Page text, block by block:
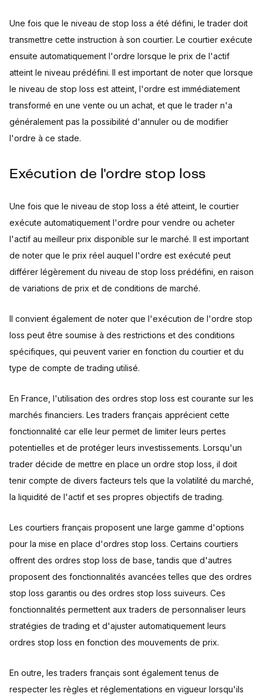
Une fois que le niveau de stop loss a été défini, le trader doit
transmettre cette instruction à son courtier. Le courtier exécute
ensuite automatiquement l'ordre lorsque le prix de l'actif
atteint le niveau prédéfini. Il est important de noter que lorsque
le niveau de stop loss est atteint, l'ordre est immédiatement
transformé en une vente ou un achat, et que le trader n'a
généralement pas la possibilité d'annuler ou de modifier
l'ordre à ce stade.
Exécution de l'ordre stop loss
Une fois que le niveau de stop loss a été atteint, le courtier
exécute automatiquement l'ordre pour vendre ou acheter
l'actif au meilleur prix disponible sur le marché. Il est important
de noter que le prix réel auquel l'ordre est exécuté peut
différer légèrement du niveau de stop loss prédéfini, en raison
de variations de prix et de conditions de marché.
Il convient également de noter que l'exécution de l'ordre stop
loss peut être soumise à des restrictions et des conditions
spécifiques, qui peuvent varier en fonction du courtier et du
type de compte de trading utilisé.
En France, l'utilisation des ordres stop loss est courante sur les
marchés financiers. Les traders français apprécient cette
fonctionnalité car elle leur permet de limiter leurs pertes
potentielles et de protéger leurs investissements. Lorsqu'un
trader décide de mettre en place un ordre stop loss, il doit
tenir compte de divers facteurs tels que la volatilité du marché,
la liquidité de l'actif et ses propres objectifs de trading.
Les courtiers français proposent une large gamme d'options
pour la mise en place d'ordres stop loss. Certains courtiers
offrent des ordres stop loss de base, tandis que d'autres
proposent des fonctionnalités avancées telles que des ordres
stop loss garantis ou des ordres stop loss suiveurs. Ces
fonctionnalités permettent aux traders de personnaliser leurs
stratégies de trading et d'ajuster automatiquement leurs
ordres stop loss en fonction des mouvements de prix.
En outre, les traders français sont également tenus de
respecter les règles et réglementations en vigueur lorsqu'ils